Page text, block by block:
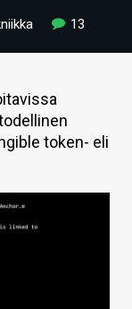
13
token- eli